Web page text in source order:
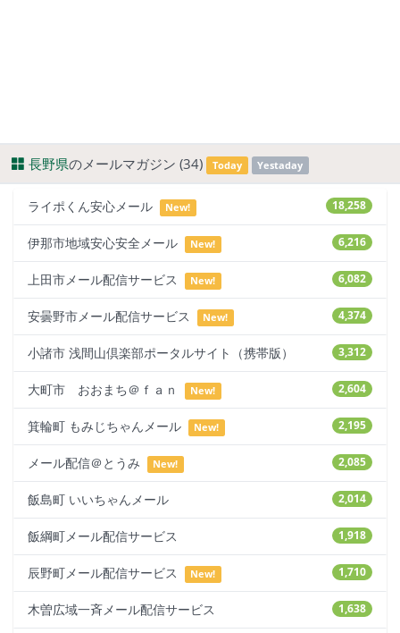
長野県のメールマガジン (34) Today Yestaday
18,258
ライポくん安心メール New!
6,216
伊那市地域安心安全メール New!
6,082
上田市メール配信サービス New!
4,374
安曇野市メール配信サービス New!
3,312
小諸市 浅間山倶楽部ポータルサイト（携帯版）
2,604
大町市 おおまち＠ｆａｎ New!
2,195
箕輪町 もみじちゃんメール New!
2,085
メール配信＠とうみ New!
2,014
飯島町 いいちゃんメール
1,918
飯綱町メール配信サービス
1,710
辰野町メール配信サービス New!
1,638
木曽広域一斉メール配信サービス